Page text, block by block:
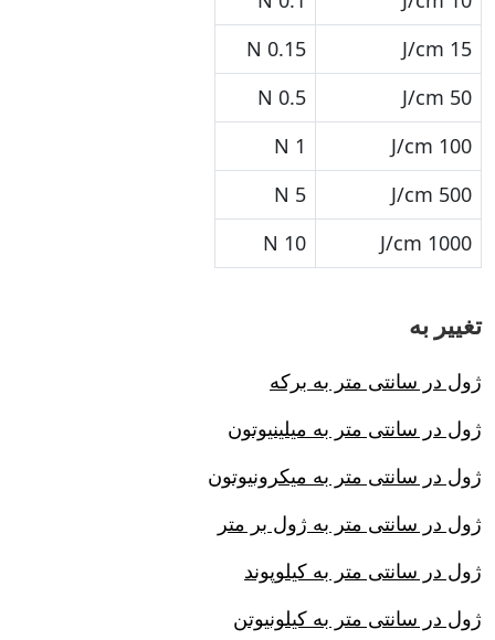
15 J/cm
0.15 N
50 J/cm
0.5 N
100 J/cm
1 N
500 J/cm
5 N
1000 J/cm
10 N
تغییر به
ژول در سانتی متر به برکه
ژول در سانتی متر به میلینیوتون
ژول در سانتی متر به میکرونیوتون
ژول در سانتی متر به ژول بر متر
ژول در سانتی متر به کیلوپوند
ژول در سانتی متر به کیلونیوتن